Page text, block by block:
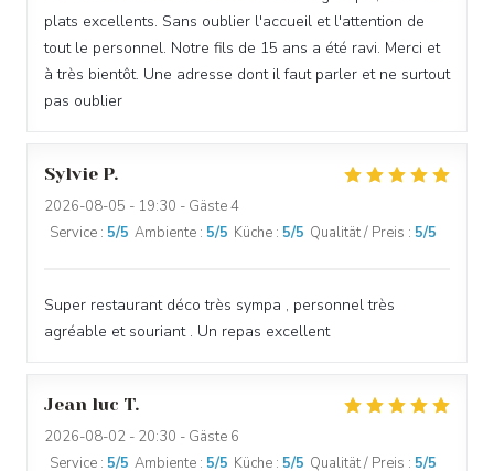
plats excellents. Sans oublier l'accueil et l'attention de
tout le personnel. Notre fils de 15 ans a été ravi. Merci et
à très bientôt. Une adresse dont il faut parler et ne surtout
pas oublier
Sylvie P
2026-08-05 - 19:30 - Gäste 4
Service : 5/5 Ambiente : 5/5 Küche : 5/5 Qualität / Preis : 5/5
Super restaurant déco très sympa , personnel très
agréable et souriant . Un repas excellent
Jean luc T
2026-08-02 - 20:30 - Gäste 6
Service : 5/5 Ambiente : 5/5 Küche : 5/5 Qualität / Preis : 5/5